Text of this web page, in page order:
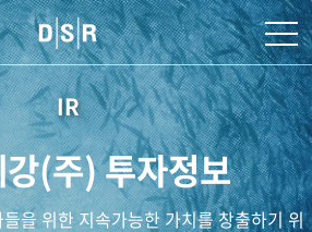
IR
(주) 투자정보
을 위한 지속가능한 가치를 창출하기 위